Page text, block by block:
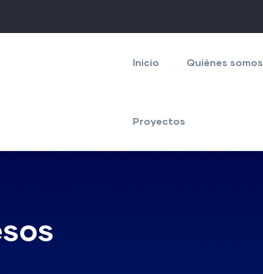
principal
Inicio Quiénes somos
Proyectos